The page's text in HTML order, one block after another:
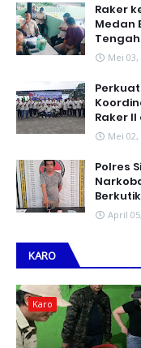
Raker
Medan
Mei 03,
Raker
Mei 02,
Polres
April
KARO
Karo